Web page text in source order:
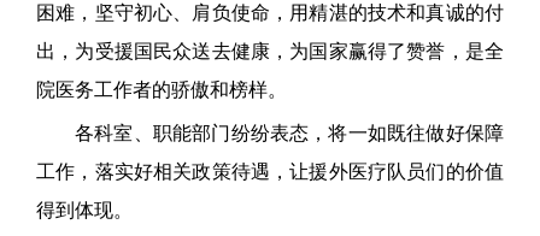
困难，坚守初心、肩负使命，用精湛的技术和真诚的付
出，为受援国民众送去健康，为国家赢得了赞誉，是全
院医务工作者的骄傲和榜样。
各科室、职能部门纷纷表态，将一如既往做好保障
工作，落实好相关政策待遇，让援外医疗队员们的价值
得到体现。